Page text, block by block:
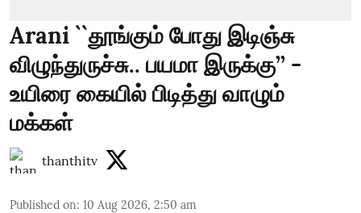
Arani ``தூங்கும் போது இடிஞ்சு
விழுந்துருச்சு.. பயமா இருக்கு’’ -
உயிரை கையில் பிடித்து வாழும்
மக்கள்
thanthitv
Published on: 10 Aug 2026, 2:50 am